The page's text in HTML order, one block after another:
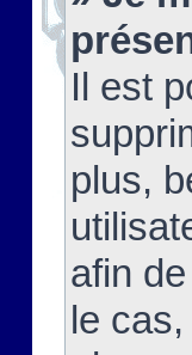
Il est
plus,
afin
le